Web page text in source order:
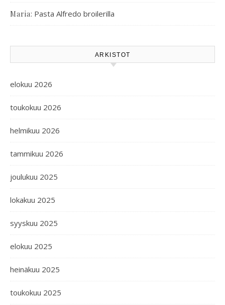
Maria: Pasta Alfredo broilerilla
ARKISTOT
elokuu 2026
toukokuu 2026
helmikuu 2026
tammikuu 2026
joulukuu 2025
lokakuu 2025
syyskuu 2025
elokuu 2025
heinäkuu 2025
toukokuu 2025